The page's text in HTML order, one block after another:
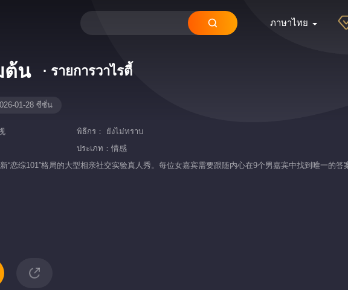
ภาษาไทย
ต้น · รายการวาไรตี้
01-28 ซีซั่น
พิธีกร：
ยังไม่ทราบ
ประเภท： 情感
恋综101”格局的大型相亲社交实验真人秀。每位女嘉宾需要跟随内心在9个男嘉宾中找到唯一的答